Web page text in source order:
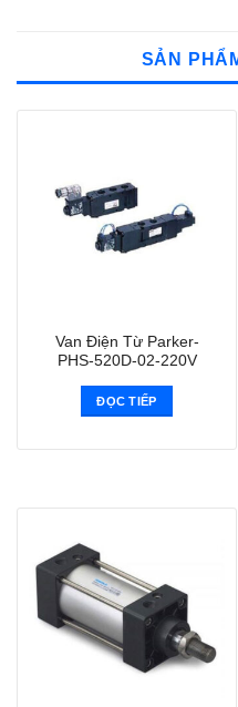
SẢN
Van Điện Từ Parker-
PHS-520D-02-220V
ĐỌC TIẾP